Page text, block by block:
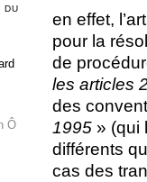
en effet,
pour la
de
les articles
des
1995» (qui
différents
cas des
DU
Ô